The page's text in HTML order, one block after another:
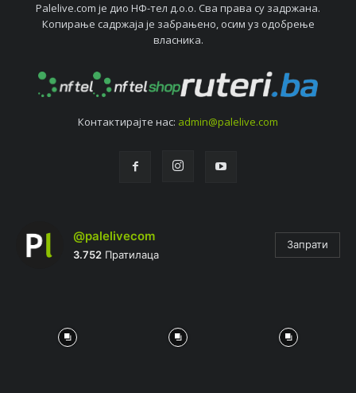
Palelive.com јe дио НФ-тeл д.о.о. Сва права су задржана.
Копирањe садржаја јe забрањeно, осим уз одобрeњe
власника.
Контактирајтe нас: admin@palelive.com
@palelivecom
3.752 Пратилаца
Запрати